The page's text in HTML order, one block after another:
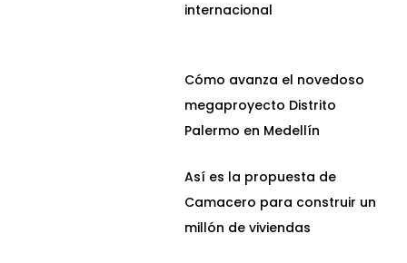
internacional
Cómo avanza el novedoso
megaproyecto Distrito
Palermo en Medellín
Así es la propuesta de
Camacero para construir un
millón de viviendas